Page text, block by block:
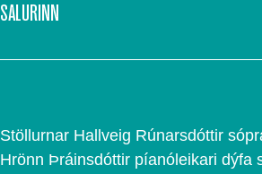
SALURINN
Stöllurnar Hallveig Rúnarsdóttir
Hrönn Þráinsdóttir píanóleikari dýfa